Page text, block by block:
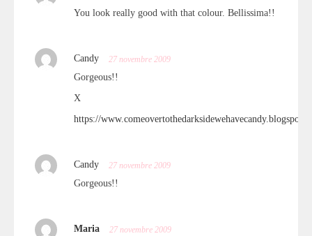
You look really good with that colour. Bellissima!!
Candy 27 novembre 2009
Gorgeous!!
X
https://
Candy 27 novembre 2009
Gorgeous!!
Maria 27 novembre 2009